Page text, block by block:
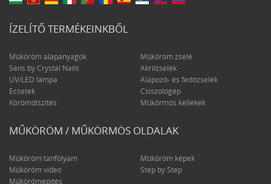
ÍZELÍTŐ TERMÉKEINKBŐL
Műköröm alapanyagok
Műköröm zselé
Sens by Crystal Nails
Akrilzselék
UV/LED lámpa
Alapozó- és fedőzselék
Ecsetek
Csiszológép
Körömdíszítés
Műkörmös kellékek
MŰKÖRÖM / MŰKÖRMÖS OLDALAK
Műköröm tanfolyam
Műköröm képek
Műköröm videó
Step by Step
Műkörömépítés